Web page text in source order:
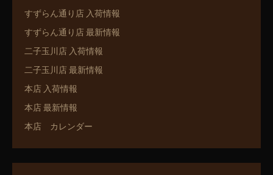
すずらん通り店 入荷情報
すずらん通り店 最新情報
二子玉川店 入荷情報
二子玉川店 最新情報
本店 入荷情報
本店 最新情報
本店 カレンダー